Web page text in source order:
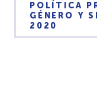
POLÍTICA
GÉNERO Y
2020